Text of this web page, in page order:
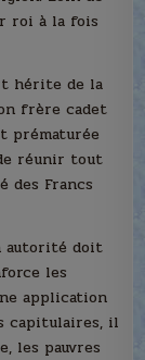
roi à la fois
hérite de la
frère cadet
prématurée
réunir tout
des Francs
autorité doit
les
application
capitulaires, il
les pauvres